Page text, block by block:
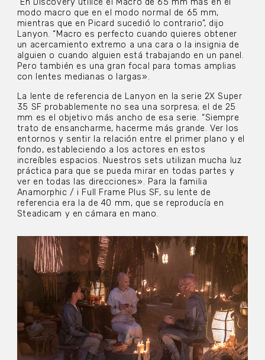
“En Discovery utilicé el Macro de 65 mm más en el
modo macro que en el modo normal de 65 mm,
mientras que en Picard sucedió lo contrario”, dijo
Lanyon. “Macro es perfecto cuando quieres obtener
un acercamiento extremo a una cara o la insignia de
alguien o cuando alguien está trabajando en un panel.
Pero también es una gran focal para tomas amplias
con lentes medianas o largas».
La lente de referencia de Lanyon en la serie 2X Super
35 SF probablemente no sea una sorpresa; el de 25
mm es el objetivo más ancho de esa serie. “Siempre
trato de ensancharme, hacerme más grande. Ver los
entornos y sentir la relación entre el primer plano y el
fondo, estableciendo a los actores en estos
increíbles espacios. Nuestros sets utilizan mucha luz
práctica para que se pueda mirar en todas partes y
ver en todas las direcciones». Para la familia
Anamorphic / i Full Frame Plus SF, su lente de
referencia era la de 40 mm, que se reproducía en
Steadicam y en cámara en mano.